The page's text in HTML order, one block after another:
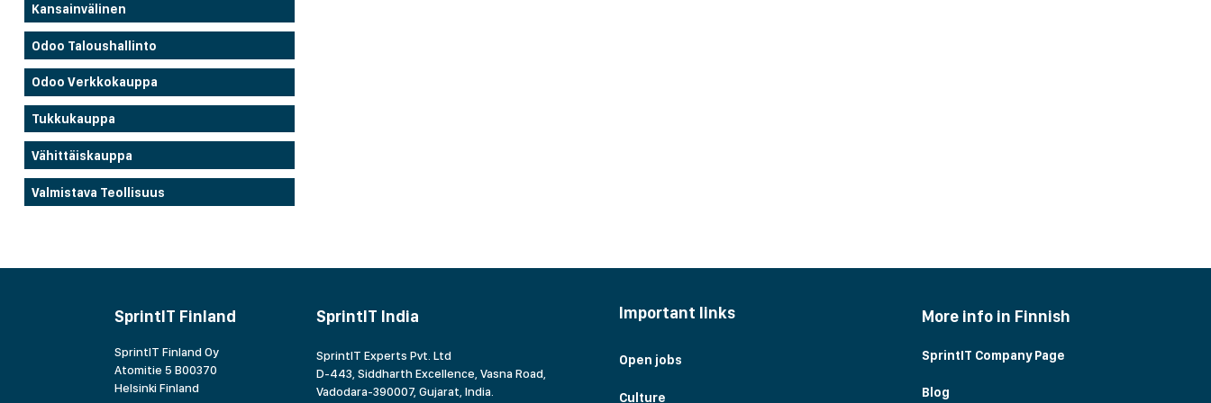
Kansainvälinen
Odoo Taloushallinto
Odoo Verkkokauppa
Tukkukauppa
Vähittäiskauppa
Valmistava Teollisuus
SprintIT Finland
SprintIT Finland Oy
Atomitie 5 B00370
Helsinki Finland
SprintIT India
SprintIT Experts Pvt. Ltd
D-443, Siddharth Excellence, Vasna Road,
Vadodara-390007, Gujarat, India.
Important links
Open jobs
Culture
More info in Finnish
SprintIT Company Page
Blog